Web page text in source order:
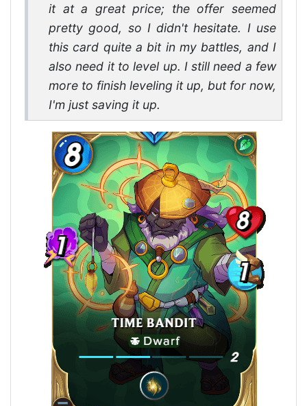
it at a great price; the offer seemed
pretty good, so I didn't hesitate. I use
this card quite a bit in my battles, and I
also need it to level up. I still need a few
more to finish leveling it up, but for now,
I'm just saving it up.